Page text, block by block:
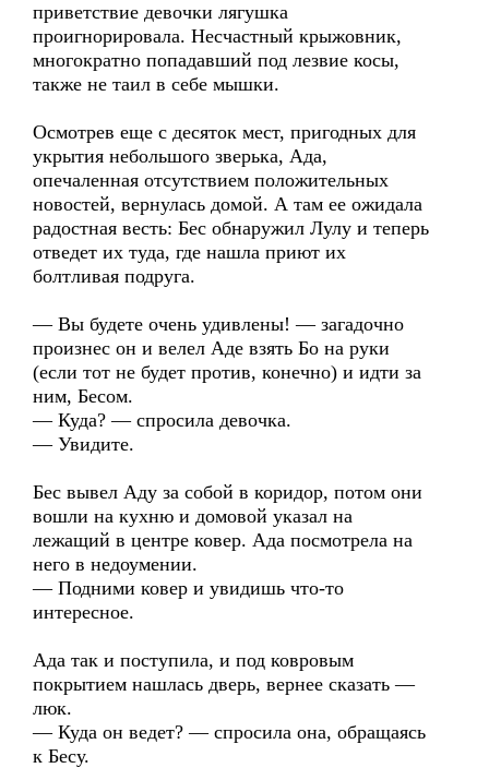
приветствие девочки лягушка
проигнорировала. Несчастный крыжовник,
многократно попадавший под лезвие косы,
также не таил в себе мышки.
Осмотрев еще с десяток мест, пригодных для
укрытия небольшого зверька, Ада,
опечаленная отсутствием положительных
новостей, вернулась домой. А там ее ожидала
радостная весть: Бес обнаружил Лулу и теперь
отведет их туда, где нашла приют их
болтливая подруга.
— Вы будете очень удивлены! — загадочно
произнес он и велел Аде взять Бо на руки
(если тот не будет против, конечно) и идти за
ним, Бесом.
— Куда? — спросила девочка.
— Увидите.
Бес вывел Аду за собой в коридор, потом они
вошли на кухню и домовой указал на
лежащий в центре ковер. Ада посмотрела на
него в недоумении.
— Подними ковер и увидишь что-то
интересное.
Ада так и поступила, и под ковровым
покрытием нашлась дверь, вернее сказать —
люк.
— Куда он ведет? — спросила она, обращаясь
к Бесу.